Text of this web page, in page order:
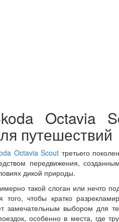
Octavia
путешествий
Octavia Scout третьего
передвижения,
дикой природы.
такой слоган или нечто
того, чтобы кратко
замечательным выбором для
особенно в места, где